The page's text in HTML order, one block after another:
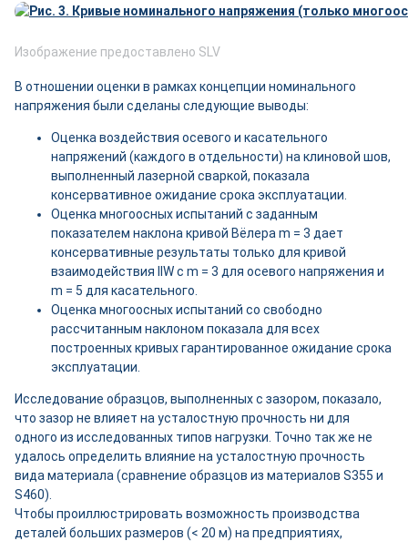
Изображение предоставлено SLV
В отношении оценки в рамках концепции номинального
напряжения были сделаны следующие выводы:
Оценка воздействия осевого и касательного
напряжений (каждого в отдельности) на клиновой шов,
выполненный лазерной сваркой, показала
консервативное ожидание срока эксплуатации.
Оценка многоосных испытаний с заданным
показателем наклона кривой Вёлера m = 3 дает
консервативные результаты только для кривой
взаимодействия IIW с m = 3 для осевого напряжения и
m = 5 для касательного.
Оценка многоосных испытаний со свободно
рассчитанным наклоном показала для всех
построенных кривых гарантированное ожидание срока
эксплуатации.
Исследование образцов, выполненных с зазором, показало,
что зазор не влияет на усталостную прочность ни для
одного из исследованных типов нагрузки. Точно так же не
удалось определить влияние на усталостную прочность
вида материала (сравнение образцов из материалов S355 и
S460).
Чтобы проиллюстрировать возможность производства
деталей больших размеров (< 20 м) на предприятиях,